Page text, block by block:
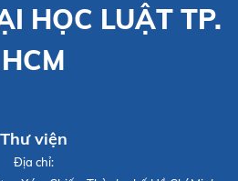
HỌC LUẬT TP.
HCM
Thư viện
Địa chỉ: